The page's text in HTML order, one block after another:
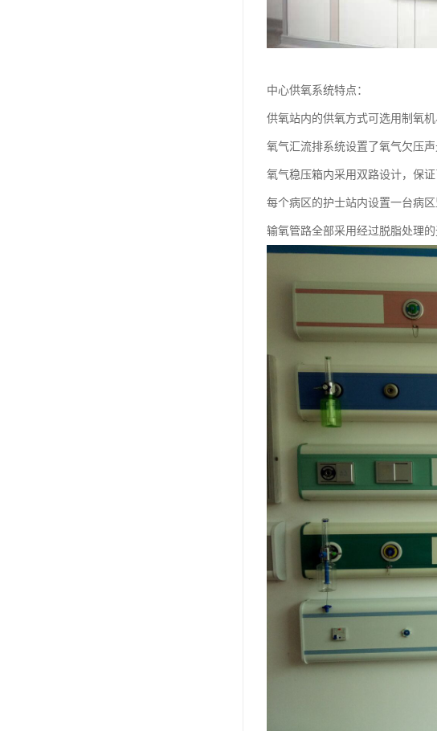
中心供氧系统特点：
供氧站内的供氧方式可选用制氧
氧气汇流排系统设置了氧气欠压
氧气稳压箱内采用双路设计，保证
每个病区的护士站内设置一台病
输氧管路全部采用经过脱脂处理